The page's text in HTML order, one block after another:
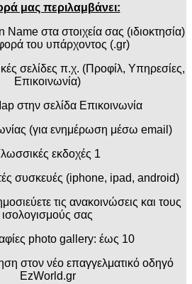
μας περιλαμβάνει:
Name στα στοιχεία σας (ιδιοκτησία)
του υπάρχοντος (.gr)
σελίδες π.χ. (Προφίλ, Υπηρεσίες,
Επικοινωνία)
στην σελίδα Επικοινωνία
(για ενημέρωση μέσω email)
εκδοχές 1
συσκευές (iphone, ipad, android)
τις ανακοινώσεις και τους
ισολογισμούς σας
photo gallery: έως 10
στον νέο επαγγελματικό οδηγό
EzWorld.gr